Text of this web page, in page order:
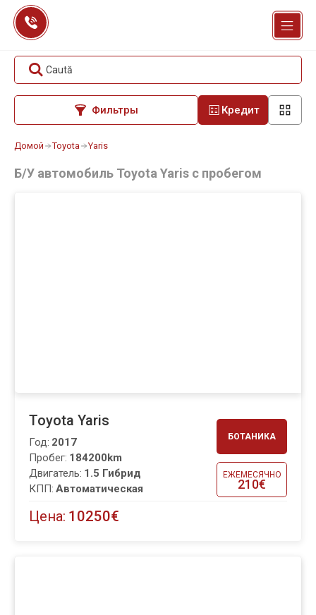
Перейти
содержанию
Caută
Фильтры Кредит
Домой Toyota Yaris
Б/У автомобиль Toyota Yaris с пробегом
БОТАНИКА
ЕЖЕМЕСЯЧНО
210€
Toyota Yaris
Пробег: 184200km
Год: 2017
Двигатель: 1.5 Гибрид
КПП: Автоматическая
Цена: 10250€